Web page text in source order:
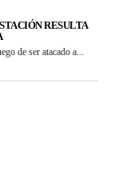
RESULTA
de ser atacado a...